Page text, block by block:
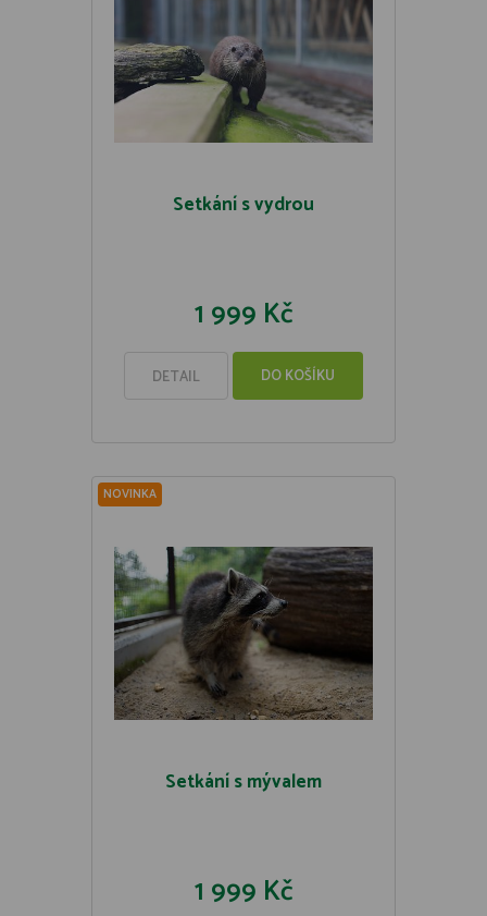
Setkání s vydrou
1 999 Kč
DETAIL DO KOŠÍKU
NOVINKA
Setkání s mývalem
1 999 Kč